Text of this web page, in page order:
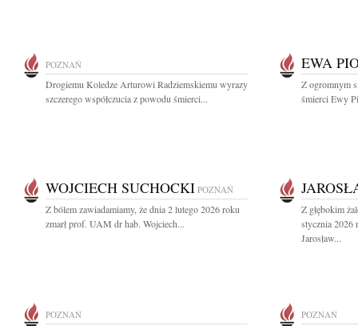
POZNAŃ
Drogiemu Koledze Arturowi Radziemskiemu wyrazy
szczerego współczucia z powodu śmierci...
EWA
Z ogromnym
śmierci Ewy
WOJCIECH SUCHOCKI POZNAŃ
Z bólem zawiadamiamy, że dnia 2 lutego 2026 roku
zmarł prof. UAM dr hab. Wojciech...
Z głębokim
stycznia 2026
Jarosław...
POZNAŃ POZNAŃ